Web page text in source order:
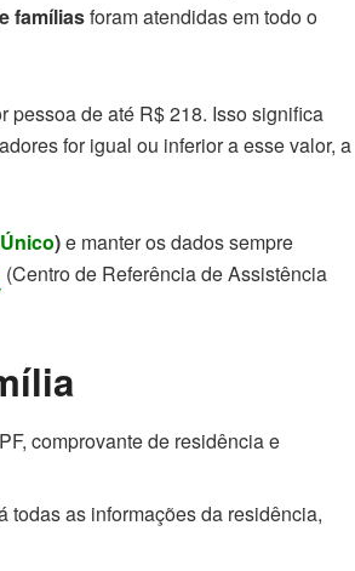
famíliasforam atendidas em todo o
pessoa de até R$ 218. Isso significa
for igual ou inferior a esse valor, a
)e manter os dados sempre
(Centro de Referência de Assistência
comprovante de residência e
todas as informações da residência,